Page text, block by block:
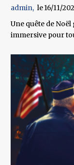
admin
16/11/
Une quête de
immersive pour